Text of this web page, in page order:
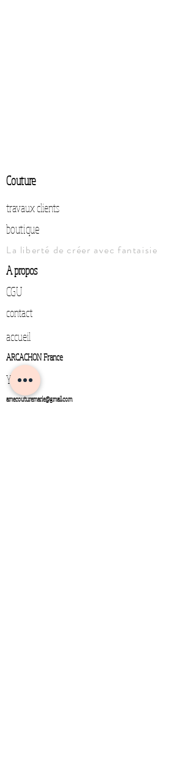
Couture
travaux clients
boutique
La liberté de créer avec fantaisie
A propos
CGU
contact
accueil
ARCACHON France
YouTube
amecouturemarie@gmail.com